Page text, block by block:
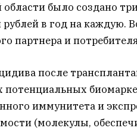
было создано
в год на каждую.
партнера и
после
потенциальных
иммунитета и
(молекулы,